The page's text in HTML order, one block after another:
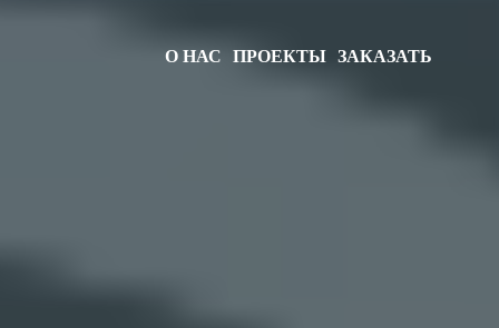
О НАС ПРОЕКТЫ ЗАКАЗАТЬ